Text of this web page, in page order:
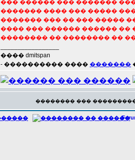
��� ������ ��� �������
������� ���� ��� �����
������� ��� �� ��� �����
���� ��� ������ ������ ��
�������� �� �������� ��
���� dmitspan
- ���������� ���� �������
�������� ���